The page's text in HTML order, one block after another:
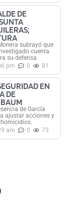
DE
subrayó que
cuenta
su defensa.
pm 0 81
EN
DE
de García
ajustar acciones y
am 0 73